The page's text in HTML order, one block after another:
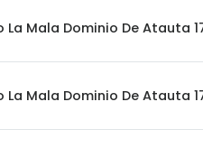
La Mala Dominio De Atauta
La Mala Dominio De Atauta